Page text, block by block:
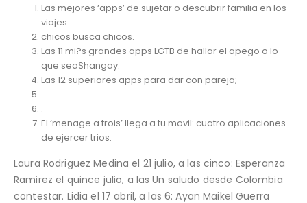
Las mejores ‘apps’ de sujetar o descubrir familia en los
viajes.
chicos busca chicos.
Las 11 mi?s grandes apps LGTB de hallar el apego o lo
que seaShangay.
Las 12 superiores apps para dar con pareja;
.
.
El ‘menage a trois’ llega a tu movil: cuatro aplicaciones
de ejercer trios.
Laura Rodriguez Medina el 21 julio, a las cinco: Esperanza
Ramirez el quince julio, a las Un saludo desde Colombia
contestar. Lidia el 17 abril, a las 6: Ayan Maikel Guerra